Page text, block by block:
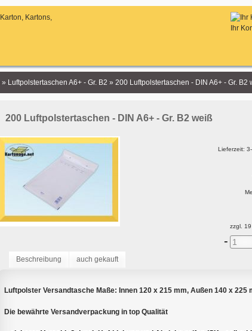
Ihr
» Luftpolstertaschen A6+ - Gr. B2 » 200 Luftpolstertaschen - DIN A6+ - Gr. B2
200 Luftpolstertaschen - DIN A6+ - Gr. B2 weiß
Lieferzeit:
zzgl. 19
-
Beschreibung auch gekauft
Luftpolster Versandtasche Maße: Innen 120 x 215 mm, Außen 140 x 225
Die bewährte Versandverpackung in top Qualität